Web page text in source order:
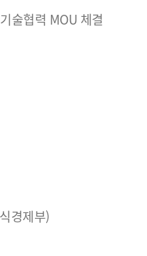
술협력 MOU 체결
경제부)